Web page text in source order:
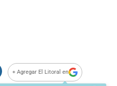
+ Agregar El Litoral en